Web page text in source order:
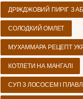
ДРІЖДЖОВИЙ ПИРІГ З
СОЛОДКИЙ ОМЛЕТ
МУХАММАРА РЕЦЕПТ
КОТЛЕТИ НА МАНГАЛІ
СУП З ЛОСОСЕМ І